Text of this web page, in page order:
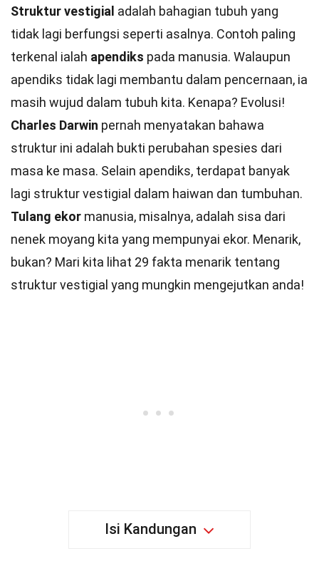
Struktur vestigial adalah bahagian tubuh yang
tidak lagi berfungsi seperti asalnya. Contoh paling
terkenal ialah apendiks pada manusia. Walaupun
apendiks tidak lagi membantu dalam pencernaan, ia
masih wujud dalam tubuh kita. Kenapa? Evolusi!
Charles Darwin pernah menyatakan bahawa
struktur ini adalah bukti perubahan spesies dari
masa ke masa. Selain apendiks, terdapat banyak
lagi struktur vestigial dalam haiwan dan tumbuhan.
Tulang ekor manusia, misalnya, adalah sisa dari
nenek moyang kita yang mempunyai ekor. Menarik,
bukan? Mari kita lihat 29 fakta menarik tentang
struktur vestigial yang mungkin mengejutkan anda!
Isi Kandungan